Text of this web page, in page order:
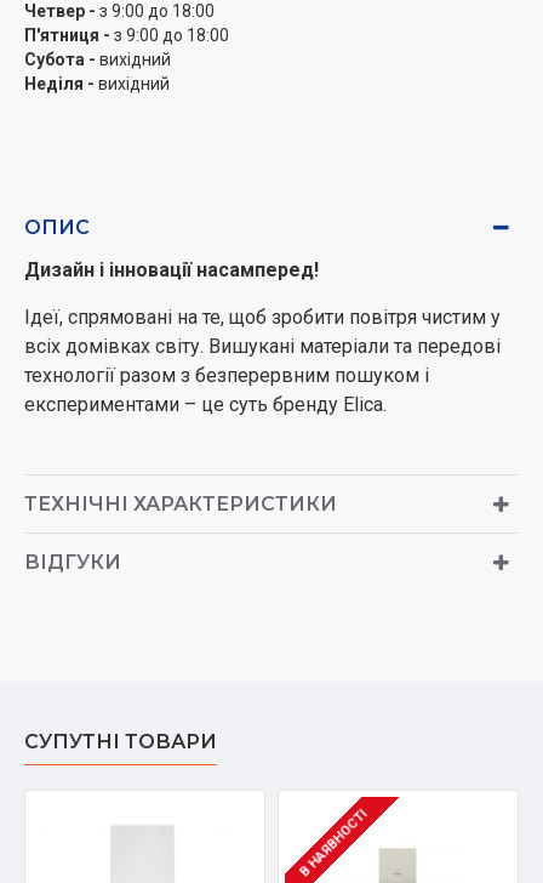
Четвер - з 9:00 до 18:00
П'ятниця - з 9:00 до 18:00
Субота - вихідний
Неділя - вихідний
ОПИС
Дизайн і інновації насамперед!
Ідеї, спрямовані на те, щоб зробити повітря чистим у
всіх домівках світу. Вишукані матеріали та передові
технології разом з безперервним пошуком і
експериментами – це суть бренду Elica.
ТЕХНІЧНІ ХАРАКТЕРИСТИКИ
ВІДГУКИ
СУПУТНІ ТОВАРИ
В НАЯВНОСТІ